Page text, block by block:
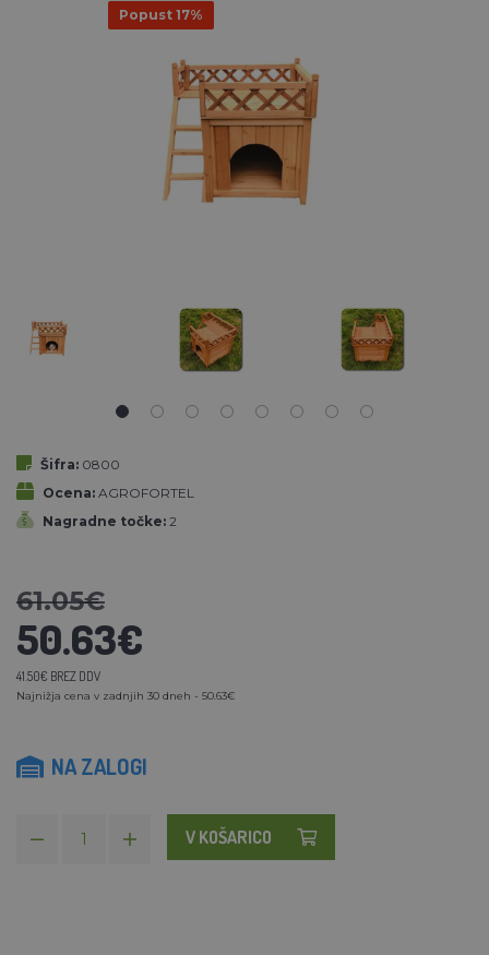
Popust 17%
Šifra: 0800
Ocena: AGROFORTEL
Nagradne točke: 2
61.05€
50.63€
41.50€ BREZ DDV
Najnižja cena v zadnjih 30 dneh - 50.63€
NA ZALOGI
V KOŠARICO